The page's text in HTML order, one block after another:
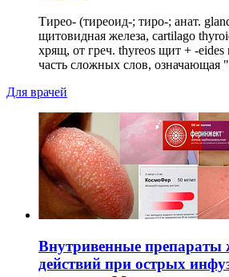
Тирео- (тиреоид-; тиро-; анат.
щитовидная железа, cartilago
хрящ, от греч. thyreos щит + -
часть сложных слов, означающая
Для врачей
Внутривенные препараты
действий при острых